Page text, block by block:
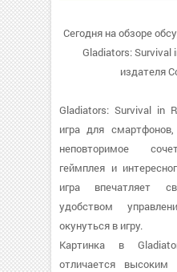
Сегодня на обзоре
Gladiators: Survival
издателя
Gladiators: Survival in
игра для
неповторимое
геймплея и
игра впечатляет
удобством
окунуться в игру.
Картинка в
отличается высоким